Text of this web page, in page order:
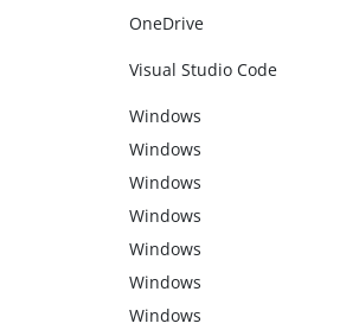
OneDrive
Visual Studio Code
Windows
Windows
Windows
Windows
Windows
Windows
Windows